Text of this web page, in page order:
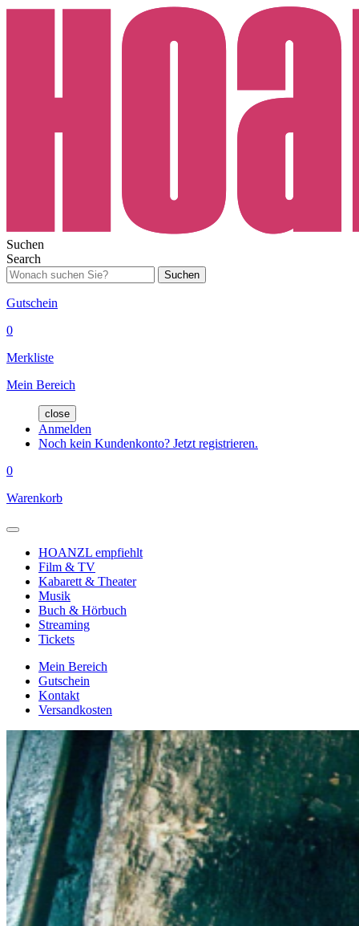
Suchen
Search
Suchen
Gutschein
0
Merkliste
Mein Bereich
close
Anmelden
Noch kein Kundenkonto? Jetzt registrieren.
0
Warenkorb
HOANZL empfiehlt
Film & TV
Kabarett & Theater
Musik
Buch & Hörbuch
Streaming
Tickets
Mein Bereich
Gutschein
Kontakt
Versandkosten